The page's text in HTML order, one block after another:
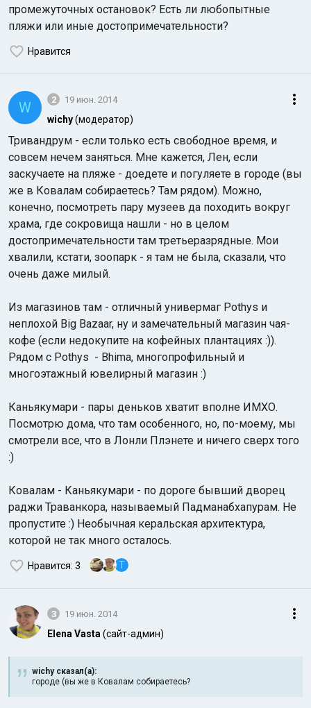
промежуточных остановок? Есть ли любопытные
пляжи или иные достопримечательности?
Нравится
W 2 19 июн. 2014
wichy(модератор)
Тривандрум - если только есть свободное время, и
совсем нечем заняться. Мне кажется, Лен, если
заскучаете на пляже - доедете и погуляете в городе (вы
же в Ковалам собираетесь? Там рядом). Можно,
конечно, посмотреть пару музеев да походить вокруг
храма, где сокровища нашли - но в целом
достопримечательности там третьеразрядные. Мои
хвалили, кстати, зоопарк - я там не была, сказали, что
очень даже милый.
Из магазинов там - отличный универмаг Pothys и
неплохой Big Bazaar, ну и замечательный магазин чая-
кофе (если недокупите на кофейных плантациях :)).
Рядом с Pothys - Bhima, многопрофильный и
многоэтажный ювелирный магазин :)
Каньякумари - пары деньков хватит вполне ИМХО.
Посмотрю дома, что там особенного, но, по-моему, мы
смотрели все, что в Лонли Плэнете и ничего сверх того
:)
Ковалам - Каньякумари - по дороге бывший дворец
раджи Траванкора, называемый Падманабхапурам. Не
пропустите :) Необычная керальская архитектура,
которой не так много осталось.
Нравится: 3 T
3 19 июн. 2014
Elena Vasta (сайт-админ)
wichy сказал(а):
городе (вы же в Ковалам собираетесь?